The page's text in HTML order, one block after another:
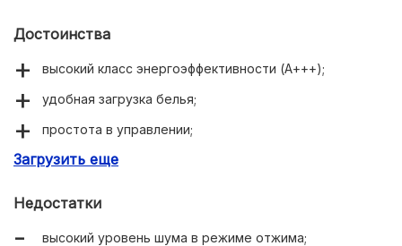
Достоинства
высокий класс энергоэффективности (А+++);
удобная загрузка белья;
простота в управлении;
автоматический режим стирки для экономии воды и
Загрузить еще
Недостатки
высокий уровень шума в режиме отжима;